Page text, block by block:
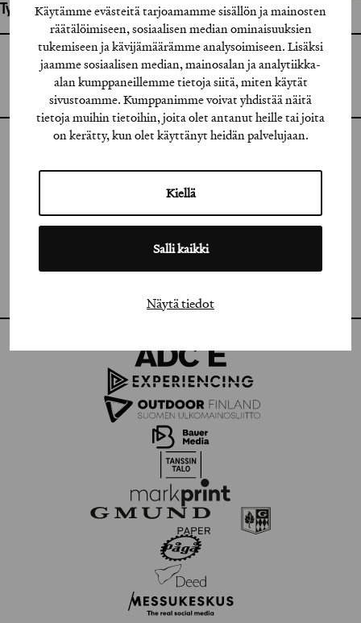
Käytämme evästeitä tarjoamamme sisällön ja mainosten
räätälöimiseen, sosiaalisen median ominaisuuksien
tukemiseen ja kävijämäärämme analysoimiseen. Lisäksi
jaamme sosiaalisen median, mainosalan ja analytiikka-
alan kumppaneillemme tietoja siitä, miten käytät
sivustoamme. Kumppanimme voivat yhdistää näitä
tietoja muihin tietoihin, joita olet antanut heille tai joita
on kerätty, kun olet käyttänyt heidän palvelujaan.
Kiellä
Salli kaikki
Näytä tiedot
Työhön osallistuneet henkilöt / tahot:
GRAFIA RY
GRAFIA(AT)GRAFIA.FI
UUDENMAANKATU 11 B 9,
00120 HELSINKI
LINKEDIN
FACEBOOK
VIMEO